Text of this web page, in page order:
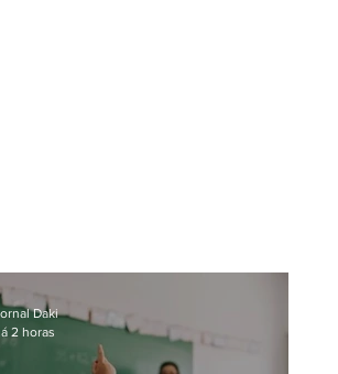
Daki
2 horas